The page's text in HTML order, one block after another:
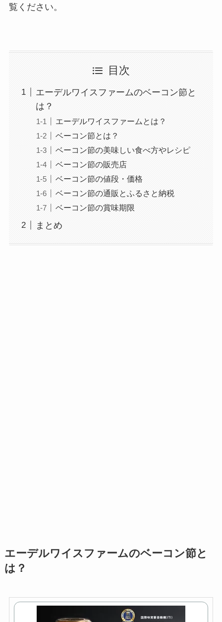
覧ください。
目次
エーデルワイスファームのベーコン節と
は？
エーデルワイスファームとは？
ベーコン節とは？
ベーコン節の美味しい食べ方やレシピ
ベーコン節の販売店
ベーコン節の値段・価格
ベーコン節の通販とふるさと納税
ベーコン節の賞味期限
まとめ
エーデルワイスファームのベーコン節と
は？